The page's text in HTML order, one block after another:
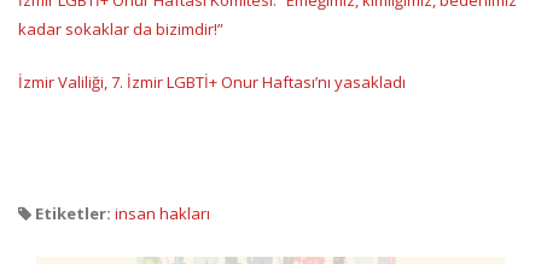
kadar sokaklar da bizimdir!”
İzmir Valiliği, 7. İzmir LGBTİ+ Onur Haftası’nı yasakladı
Etiketler: insan hakları